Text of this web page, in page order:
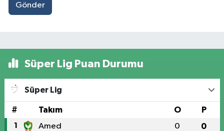
Gönder
Süper Lig Puan Durumu
Süper Lig
# Takım O P
1 Amed 0 0